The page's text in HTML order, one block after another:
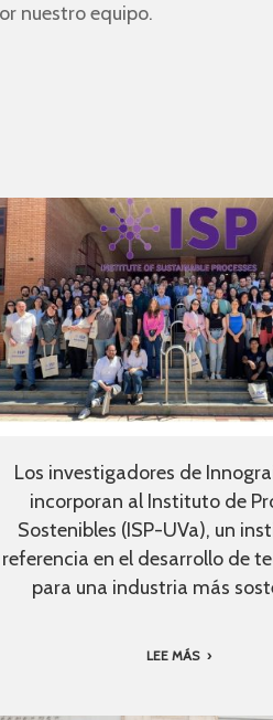
nuestro equipo.
Los investigadores de
incorporan al Instituto de
Sostenibles (ISP-UVa), un
referencia en el desarrollo de
para una industria más
LEE MÁS